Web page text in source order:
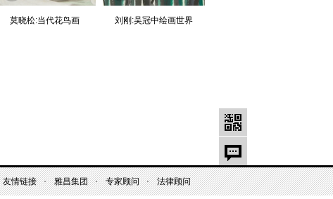
莫晓松:当代花鸟画 刘刚:吴冠中绘画世界
友情链接 雅昌集团 专家顾问 法律顾问